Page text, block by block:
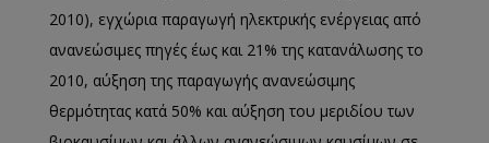
2010), εγχώρια παραγωγή ηλεκτρικής ενέργειας από
ανανεώσιμες πηγές έως και 21% της κατανάλωσης το
2010, αύξηση της παραγωγής ανανεώσιμης
θερμότητας κατά 50% και αύξηση του μεριδίου των